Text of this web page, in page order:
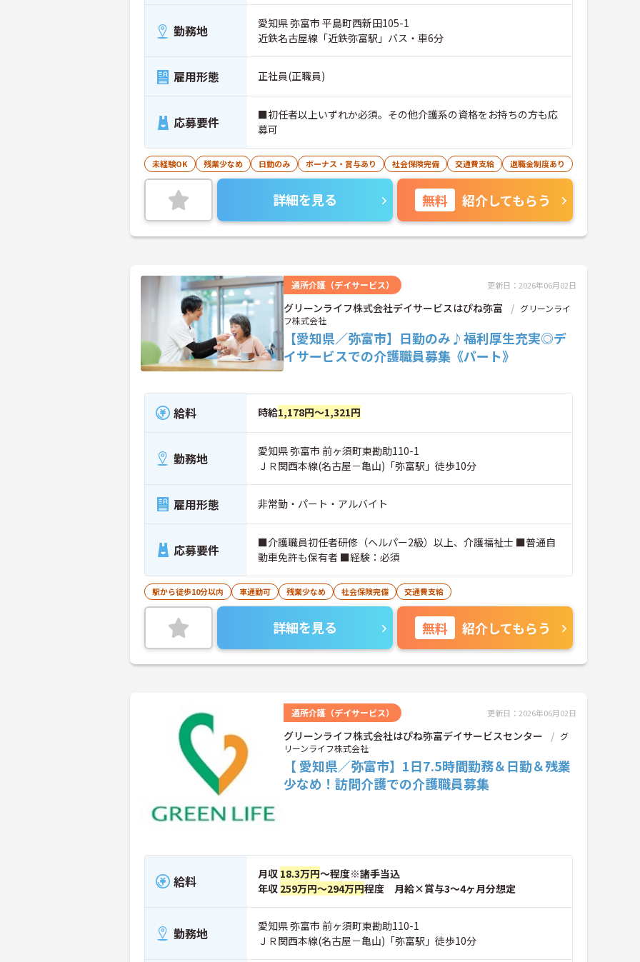
勤務地
愛知県 弥富市 平島町西新田105-1
近鉄名古屋線「近鉄弥富駅」バス・車6分
雇用形態 正社員(正職員)
応募要件
■初任者以上いずれか必須。その他介護系の資格をお持ちの方も応
募可
未経験OK 残業少なめ 日勤のみ ボーナス・賞与あり 社会保険完備 交通費支給 退職金制度あり
詳細を見る 無料 紹介してもらう
通所介護（デイサービス） 更新日：2026年06月02日
グリーンライフ株式会社デイサービスはぴね弥富
グリーンライ
フ株式会社
【愛知県／弥富市】日勤のみ♪福利厚生充実◎デ
イサービスでの介護職員募集《パート》
給料 時給1,178円～1,321円
勤務地
愛知県 弥富市 前ヶ須町東勘助110-1
ＪＲ関西本線(名古屋－亀山)「弥富駅」徒歩10分
雇用形態 非常勤・パート・アルバイト
応募要件
■介護職員初任者研修（ヘルパー2級）以上、介護福祉士 ■普通自
動車免許も保有者 ■経験：必須
駅から徒歩10分以内 車通勤可 残業少なめ 社会保険完備 交通費支給
詳細を見る 無料 紹介してもらう
通所介護（デイサービス） 更新日：2026年06月02日
グリーンライフ株式会社はぴね弥富デイサービスセンター
グ
リーンライフ株式会社
【 愛知県／弥富市】1日7.5時間勤務＆日勤＆残業
少なめ！訪問介護での介護職員募集
給料 月収 18.3万円～程度※諸手当込
年収 259万円～294万円程度 月給×賞与3～4ヶ月分想定
勤務地
愛知県 弥富市 前ヶ須町東勘助110-1
ＪＲ関西本線(名古屋－亀山)「弥富駅」徒歩10分